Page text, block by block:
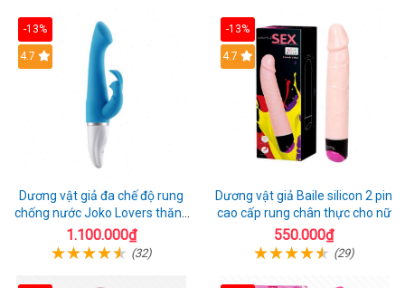
-13%
Hot
4.7
Dương vật giả đa chế độ rung
chống nước Joko Lovers thăng
hoa
1.100.000₫
(32)
-13%
4.7
Dương vật giả Baile silicon 2 pin
cao cấp rung chân thực cho nữ
550.000₫
(29)